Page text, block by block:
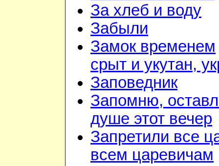
За хлеб и воду
Забыли
Замок временем
срыт и укутан,
Заповедник
Запомню,
душе этот вечер
Запретили все
всем царевичам